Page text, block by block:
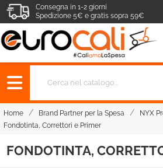
Consegna in 1-2 giorni
Spedizione 5€ e gratis sopra 59€
Home Brand Partner per la Spesa
NYX
Fondotinta, Correttori e Primer
FONDOTINTA,